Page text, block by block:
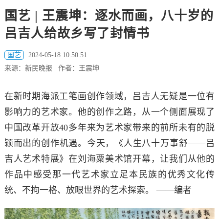
国艺 | 王震坤：逐水而画，八十岁的
吕吉人给故乡写了封情书
国艺
2024-05-18 10:50:51
来源：新民晚报 作者：王震坤
在新时期海派工笔画创作领域，吕吉人无疑是一位有
影响力的艺术家。他的创作之路，从一个侧面展现了
中国改革开放40多年来为艺术家带来的前所未有的脱
颖而出的创作机遇。今天，《人生八十万事舒——吕
吉人艺术特展》在刘海粟美术馆开幕，让我们从他的
作品中感受那一代艺术家立足本民族的优秀文化传
统、不拘一格、放眼世界的艺术探索。 ——编者